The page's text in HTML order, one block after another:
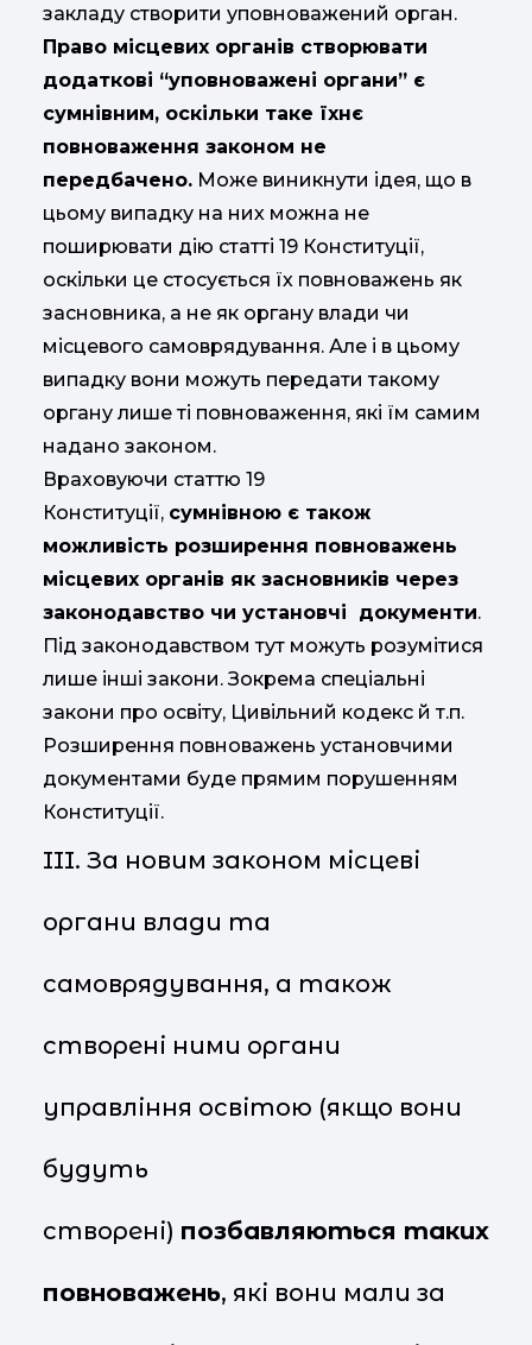
закладу створити уповноважений орган.
Право місцевих органів створювати
додаткові “уповноважені органи” є
сумнівним, оскільки таке їхнє
повноваження законом не
передбачено. Може виникнути ідея, що в
цьому випадку на них можна не
поширювати дію статті 19 Конституції,
оскільки це стосується їх повноважень як
засновника, а не як органу влади чи
місцевого самоврядування. Але і в цьому
випадку вони можуть передати такому
органу лише ті повноваження, які їм самим
надано законом.
Враховуючи статтю 19
Конституції, сумнівною є також
можливість розширення повноважень
місцевих органів як засновників через
законодавство чи установчі документи.
Під законодавством тут можуть розумітися
лише інші закони. Зокрема спеціальні
закони про освіту, Цивільний кодекс й т.п.
Розширення повноважень установчими
документами буде прямим порушенням
Конституції.
III. За новим законом місцеві
органи влади та
самоврядування, а також
створені ними органи
управління освітою (якщо вони
будуть
створені) позбавляються таких
повноважень, які вони мали за